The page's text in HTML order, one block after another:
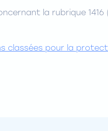
la rubrique 1416
classées pour la